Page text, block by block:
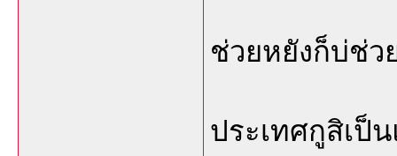
ช่วยหยังก็บ่ช่ว
ประเทศกูสิเป็